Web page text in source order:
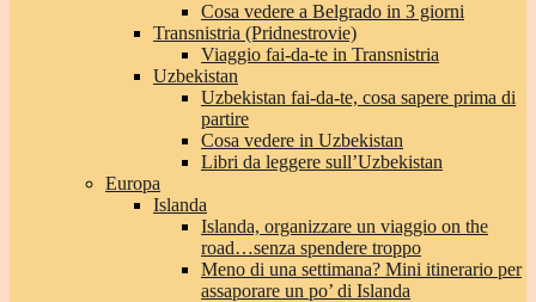
Cosa vedere a Belgrado in 3 giorni
Transnistria (Pridnestrovie)
Viaggio fai-da-te in Transnistria
Uzbekistan
Uzbekistan fai-da-te, cosa sapere prima di
partire
Cosa vedere in Uzbekistan
Libri da leggere sull’Uzbekistan
Europa
Islanda
Islanda, organizzare un viaggio on the
road…senza spendere troppo
Meno di una settimana? Mini itinerario per
assaporare un po’ di Islanda